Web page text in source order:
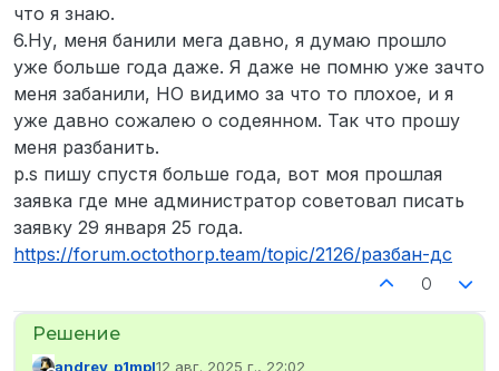
что я знаю.
6.Ну, меня банили мега давно, я думаю прошло
уже больше года даже. Я даже не помню уже зачто
меня забанили, НО видимо за что то плохое, и я
уже давно сожалею о содеянном. Так что прошу
меня разбанить.
p.s пишу спустя больше года, вот моя прошлая
заявка где мне администратор советовал писать
заявку 29 января 25 года.
https://forum.octothorp.team/topic/2126/разбан-дс
0
andrey_p1mpl12 авг. 2025 г., 22:02